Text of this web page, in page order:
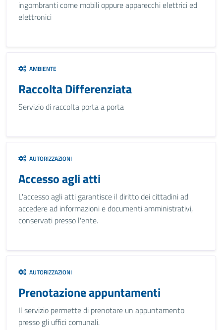
ingombranti come mobili oppure apparecchi elettrici ed
elettronici
AMBIENTE
Raccolta Differenziata
Servizio di raccolta porta a porta
AUTORIZZAZIONI
Accesso agli atti
L'accesso agli atti garantisce il diritto dei cittadini ad
accedere ad informazioni e documenti amministrativi,
conservati presso l'ente.
AUTORIZZAZIONI
Prenotazione appuntamenti
Il servizio permette di prenotare un appuntamento
presso gli uffici comunali.